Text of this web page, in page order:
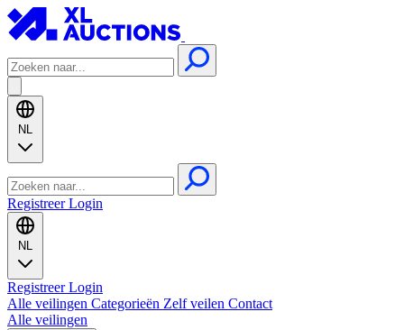
NL
RegistreerLogin
NL
RegistreerLogin
Alle veilingen Categorieën Zelf veilen Contact
Alle veilingen